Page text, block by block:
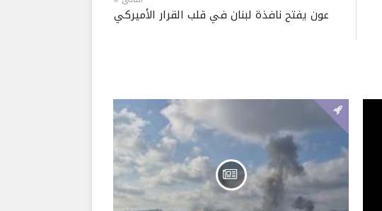
عون يفتح نافذة لبنان في قلب القرار الأميركي